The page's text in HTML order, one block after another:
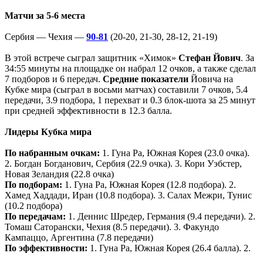
Матчи за 5-6 места
Сербия — Чехия — 90-81 (20-20, 21-30, 28-12, 21-19)
В этой встрече сыграл защитник «Химок» Стефан Йович. За
34:55 минуты на площадке он набрал 12 очков, а также сделал
7 подборов и 6 передач. Средние показатели Йовича на
Кубке мира (сыграл в восьми матчах) составили 7 очков, 5.4
передачи, 3.9 подбора, 1 перехват и 0.3 блок-шота за 25 минут
при средней эффективности в 12.3 балла.
Лидеры Кубка мира
По набранным очкам: 1. Гуна Ра, Южная Корея (23.0 очка).
2. Богдан Богданович, Сербия (22.9 очка). 3. Кори Уэбстер,
Новая Зеландия (22.8 очка)
По подборам: 1. Гуна Ра, Южная Корея (12.8 подбора). 2.
Хамед Хаддади, Иран (10.8 подбора). 3. Салах Межри, Тунис
(10.2 подбора)
По передачам: 1. Деннис Шредер, Германия (9.4 передачи). 2.
Томаш Саторански, Чехия (8.5 передачи). 3. Факундо
Кампаццо, Аргентина (7.8 передачи)
По эффективности: 1. Гуна Ра, Южная Корея (26.4 балла). 2.